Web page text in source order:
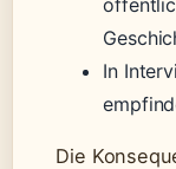
In
Die